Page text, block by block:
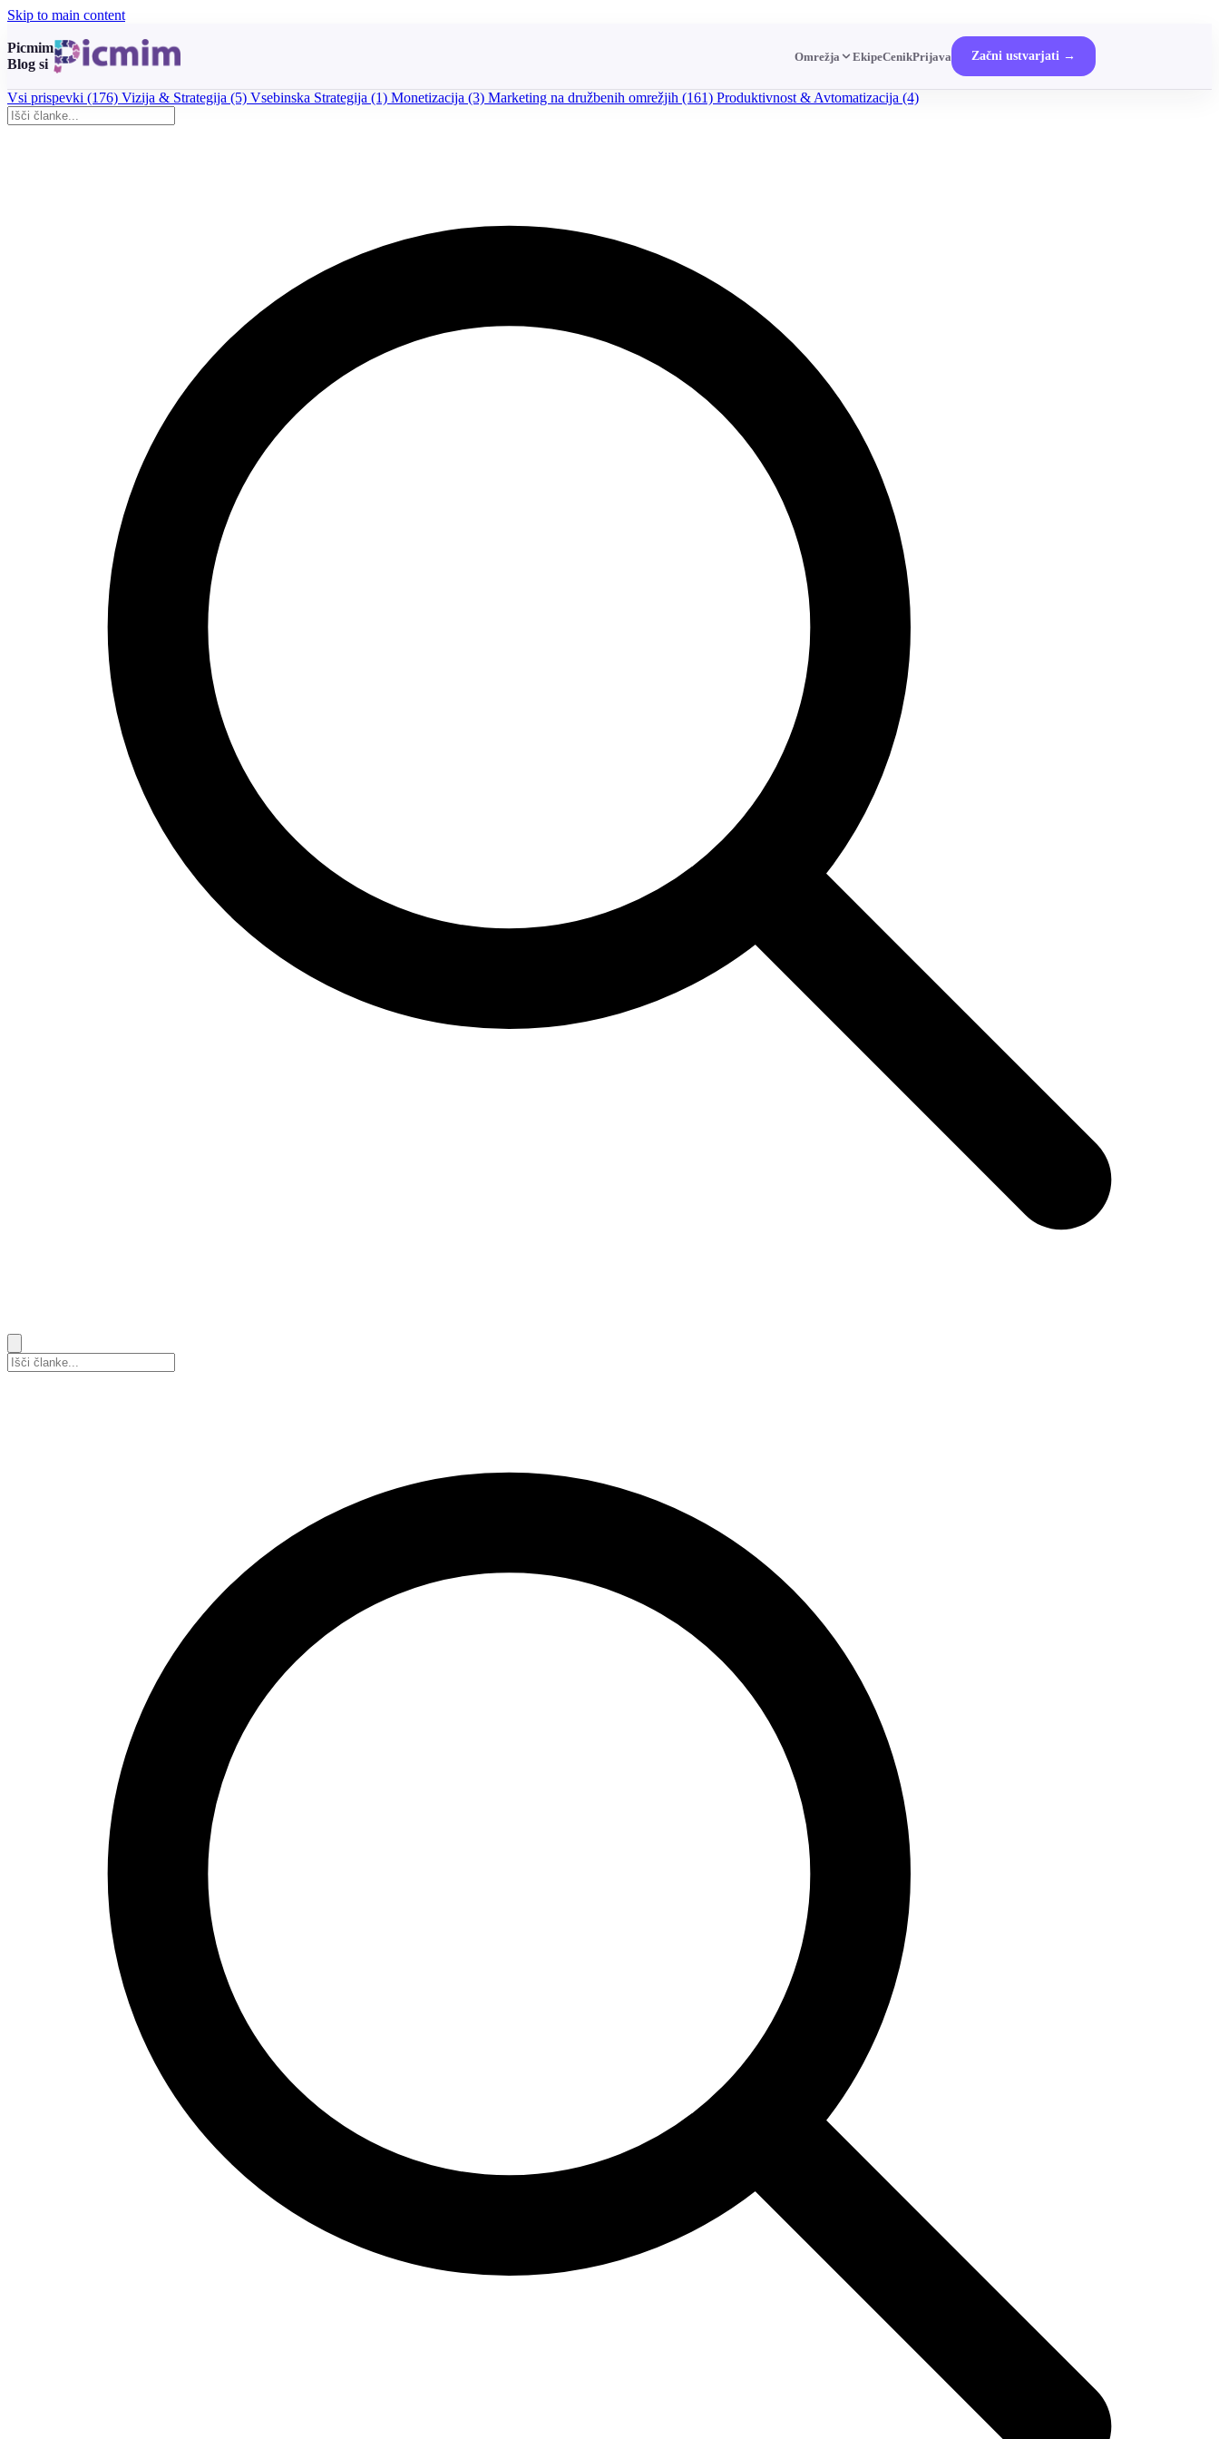
Skip to main content
Picmim
Blog si
Omrežja EkipeCenikPrijava Začni ustvarjati →
Vsi prispevki (176) Vizija & Strategija (5) Vsebinska Strategija (1) Monetizacija (3) Marketing na družbenih omrežjih (161) Produktivnost & Avtomatizacija (4)